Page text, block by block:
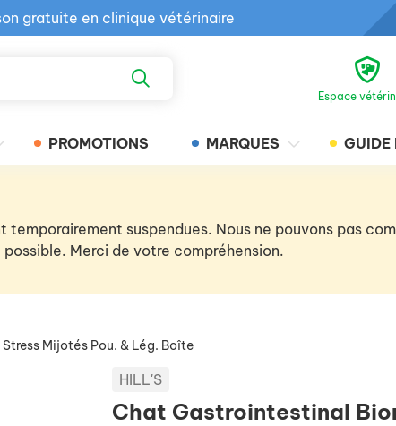
gratuite en clinique vétérinaire
produit gratuit en clinique
Espace
PROMOTIONS MARQUES GUIDE
suspendues. Nous ne pouvons pas
Merci de votre compréhension.
Mijotés Pou. & Lég. Boîte
HILL'S
Chat Gastrointestinal